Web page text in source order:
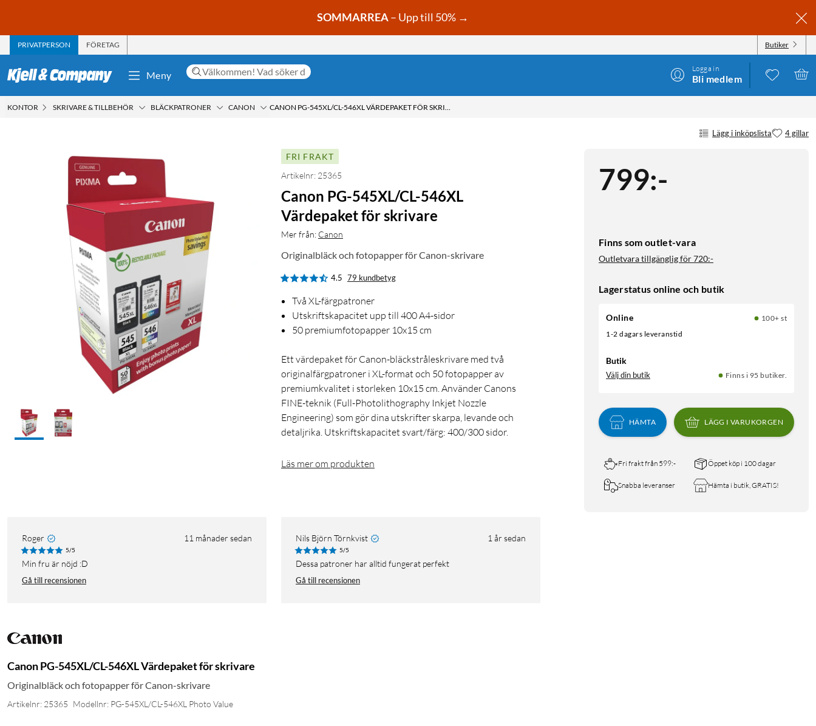
SOMMARREA– Upp till 50% →
PRIVATPERSON FÖRETAG Butiker
Meny
Logga in
Bli medlem
KONTOR SKRIVARE & TILLBEHÖR BLÄCKPATRONER CANON CANON PG-545XL/CL-546XL VÄRDEPAKET FÖR SKRIVARE
Lägg i inköpslista 4 gillar
799:-
Finns som outlet-vara
Outletvara tillgänglig för720:-
Lagerstatus online och butik
Online
100+ st
1-2 dagars leveranstid
Butik
Välj din butik Finns i 95 butiker.
HÄMTA LÄGG I VARUKORGEN
Fri frakt från 599:- Öppet köp i 100 dagar
Snabba leveranser Hämta i butik, GRATIS!
FRI FRAKT
Artikelnr: 25365
Canon PG-545XL/CL-546XL
Värdepaket för skrivare
Mer från: Canon
Originalbläck och fotopapper för Canon-skrivare
4.5 79 kundbetyg
Två XL-färgpatroner
Utskriftskapacitet upp till 400 A4-sidor
50 premiumfotopapper 10x15 cm
Ett värdepaket för Canon-bläckstråleskrivare med två
originalfärgpatroner i XL-format och 50 fotopapper av
premiumkvalitet i storleken 10x15 cm. Använder Canons
FINE-teknik (Full-Photolithography Inkjet Nozzle
Engineering) som gör dina utskrifter skarpa, levande och
detaljrika. Utskriftskapacitet svart/färg: 400/300 sidor.
Läs mer om produkten
Roger 11 månader sedan
5/5
Min fru är nöjd :D
Gå till recensionen
Nils Björn Törnkvist 1 år sedan
5/5
Dessa patroner har alltid fungerat perfekt
Gå till recensionen
Canon PG-545XL/CL-546XL Värdepaket för skrivare
Originalbläck och fotopapper för Canon-skrivare
Artikelnr: 25365 Modellnr: PG-545XL/CL-546XL Photo Value